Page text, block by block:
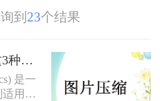
到 23个结果
png图片如何压缩大小？这3种压缩方法很简单！
是一
用于